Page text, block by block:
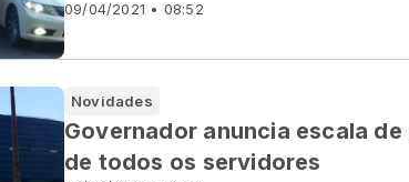
09/04/2021 • 08:52
Novidades
Governador anuncia escala
de todos os servidores